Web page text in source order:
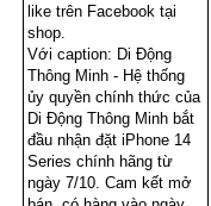
like trên Facebook tại
shop.
Với caption: Di Động
Thông Minh - Hệ thống
ủy quyền chính thức của
Di Động Thông Minh bắt
đầu nhận đặt iPhone 14
Series chính hãng từ
ngày 7/10. Cam kết mở